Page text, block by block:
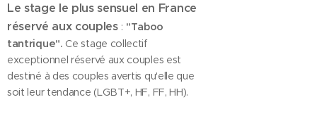
Le stage le plus sensuel en France
réservé aux couples : "Taboo
tantrique". Ce stage collectif
exceptionnel réservé aux couples est
destiné à des couples avertis qu'elle que
soit leur tendance (LGBT+, HF, FF, HH).